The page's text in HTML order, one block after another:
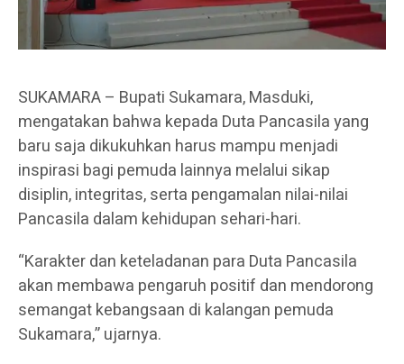
SUKAMARA – Bupati Sukamara, Masduki,
mengatakan bahwa kepada Duta Pancasila yang
baru saja dikukuhkan harus mampu menjadi
inspirasi bagi pemuda lainnya melalui sikap
disiplin, integritas, serta pengamalan nilai-nilai
Pancasila dalam kehidupan sehari-hari.
“Karakter dan keteladanan para Duta Pancasila
akan membawa pengaruh positif dan mendorong
semangat kebangsaan di kalangan pemuda
Sukamara,” ujarnya.